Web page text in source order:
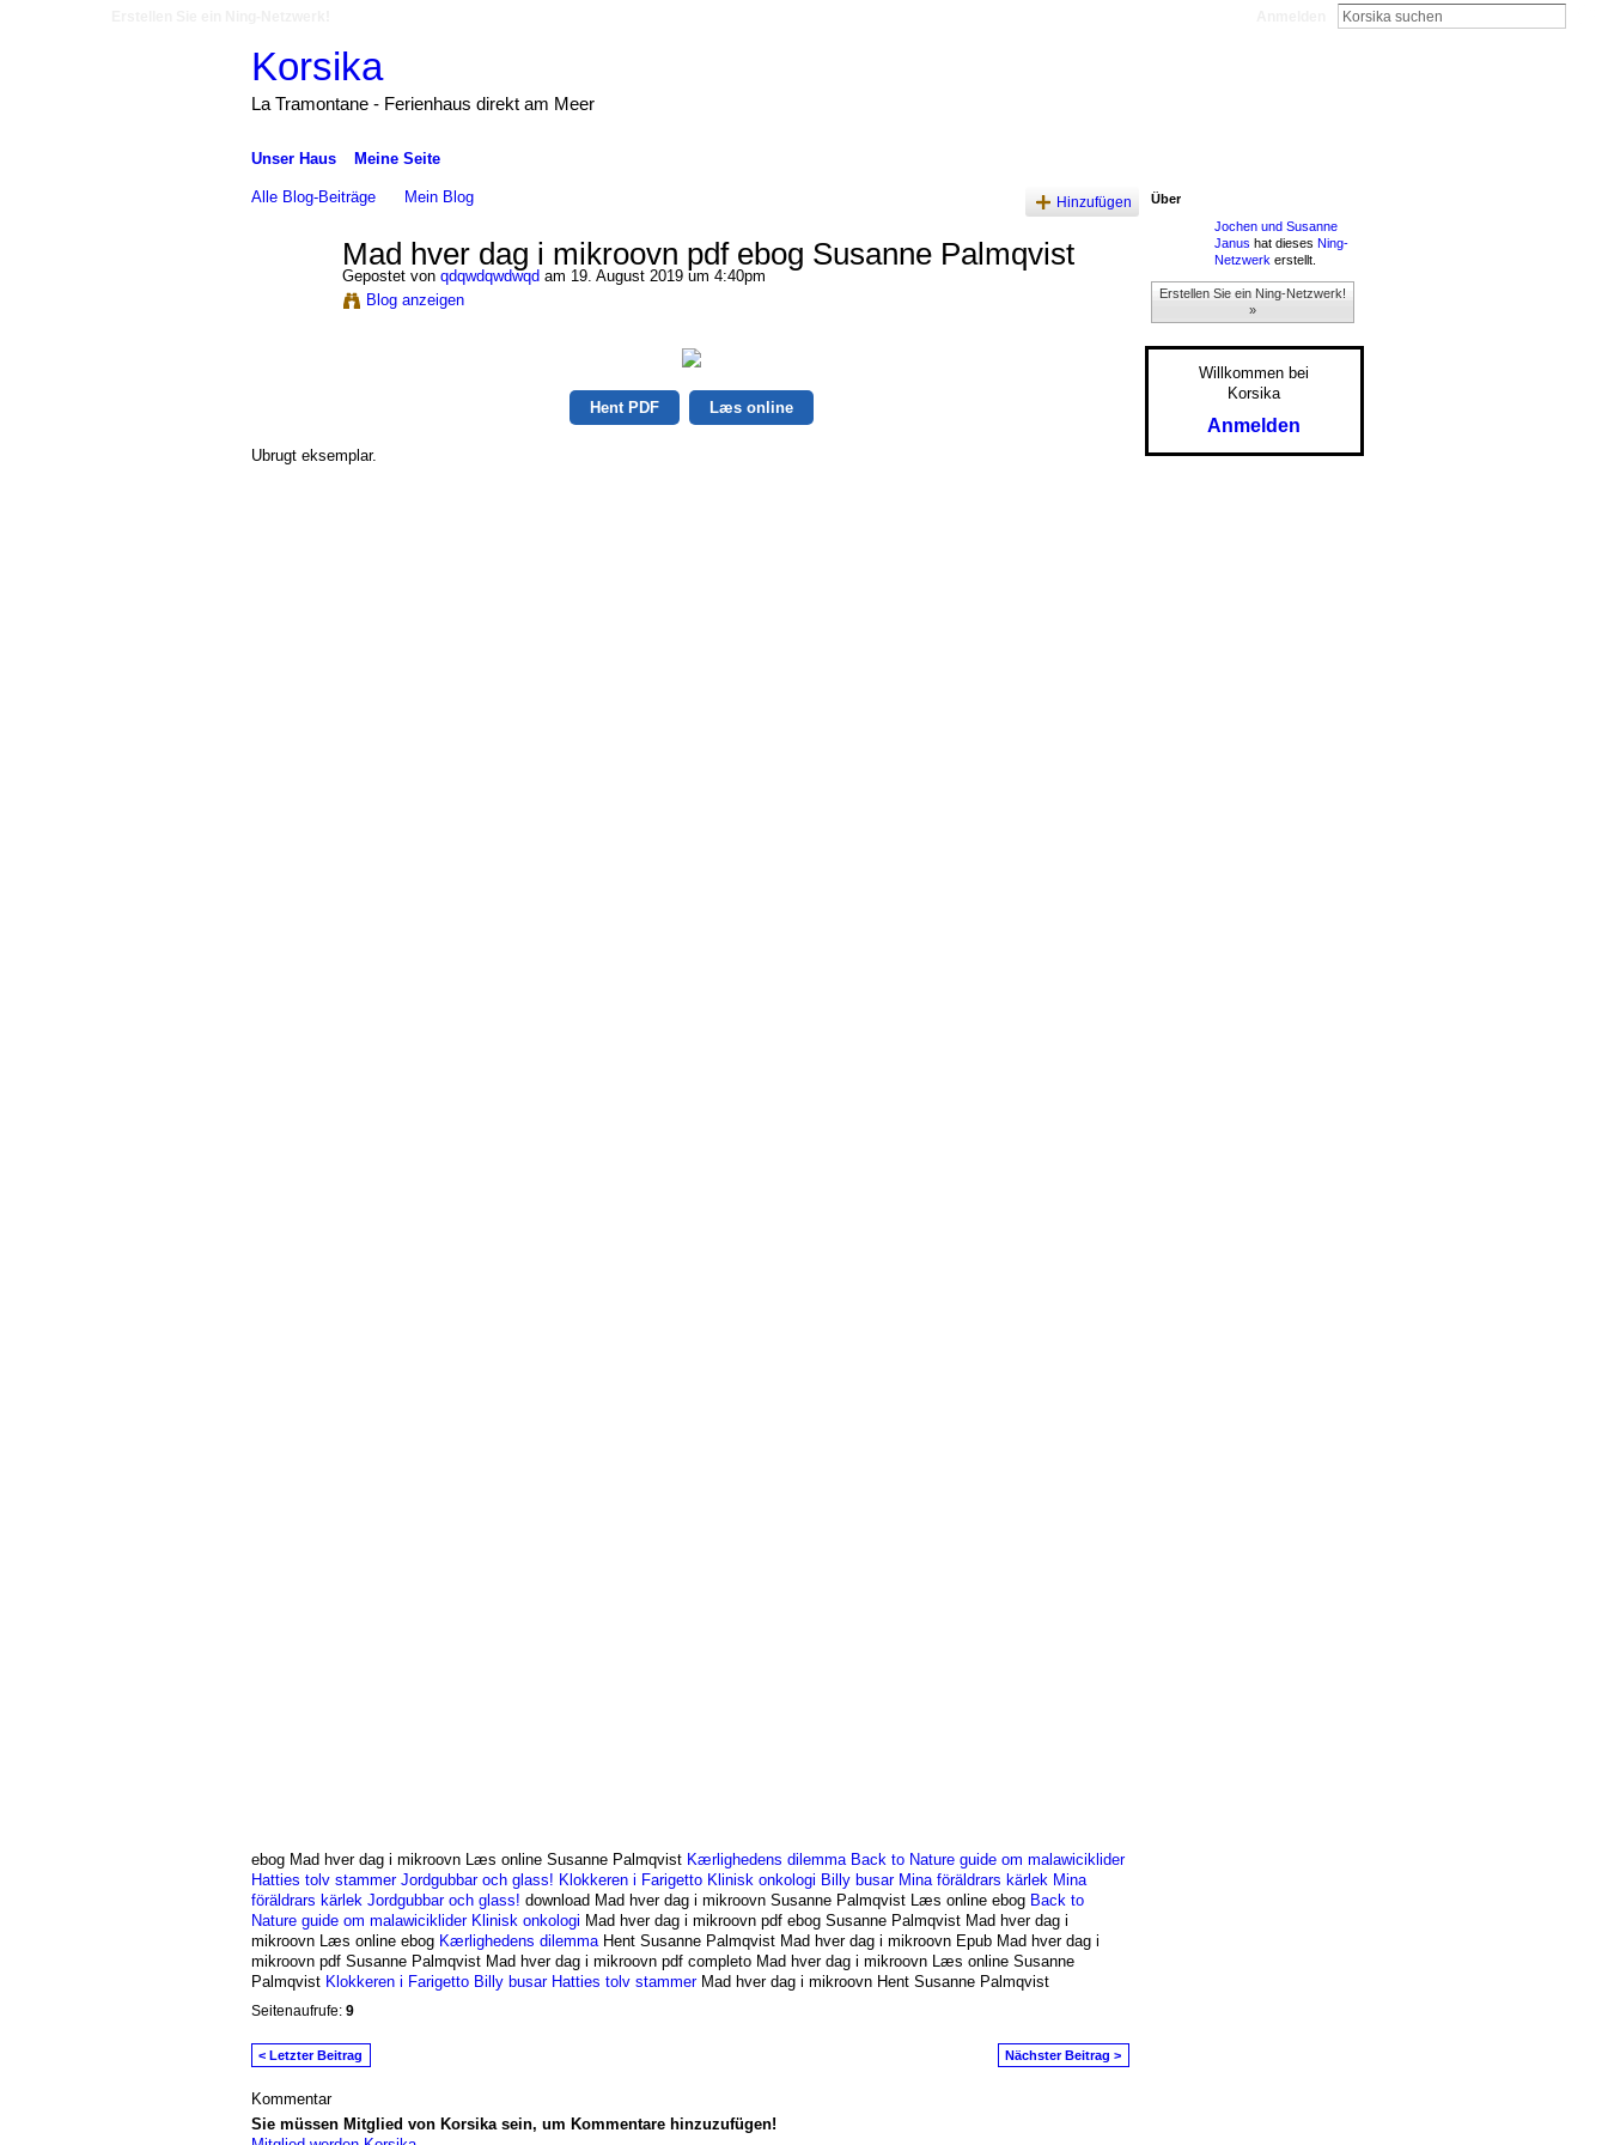
Korsika
La Tramontane - Ferienhaus direkt am Meer
Unser Haus Meine Seite
Alle Blog-Beiträge Mein Blog Hinzufügen
Mad hver dag i mikroovn pdf ebog Susanne Palmqvist
Gepostet von qdqwdqwdwqdam 19. August 2019 um 4:40pm
Blog anzeigen
Hent PDF Læs online
Ubrugt eksemplar.
ebog Mad hver dag i mikroovn Læs online Susanne Palmqvist Kærlighedens dilemma Back to Nature guide om malawiciklider
Hatties tolv stammer Jordgubbar och glass! Klokkeren i Farigetto Klinisk onkologi Billy busar Mina föräldrars kärlek Mina
föräldrars kärlek Jordgubbar och glass! download Mad hver dag i mikroovn Susanne Palmqvist Læs online ebog Back to
Nature guide om malawiciklider Klinisk onkologi Mad hver dag i mikroovn pdf ebog Susanne Palmqvist Mad hver dag i
mikroovn Læs online ebog Kærlighedens dilemmaHent Susanne Palmqvist Mad hver dag i mikroovn Epub Mad hver dag i
mikroovn pdf Susanne Palmqvist Mad hver dag i mikroovn pdf completo Mad hver dag i mikroovn Læs online Susanne
Palmqvist Klokkeren i Farigetto Billy busar Hatties tolv stammerMad hver dag i mikroovn Hent Susanne Palmqvist
Seitenaufrufe: 9
< Letzter Beitrag Nächster Beitrag >
Kommentar
Sie müssen Mitglied von Korsika sein, um Kommentare hinzuzufügen!
Über
Jochen und Susanne
Janus hat dieses Ning-
Netzwerk erstellt.
Erstellen Sie ein Ning-Netzwerk!
»
Willkommen bei
Korsika
Anmelden